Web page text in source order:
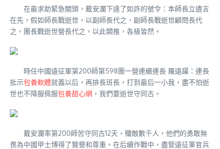
在最求助緊急關頭，戴安瀾下達了如許的號令：本師長立遺言
在先，假如師長戰逝世，以副師長代之，副師長戰逝世顧問長代
之，團長戰逝世營長代之，以此類推，各級皆然。
時任中國遠征軍第200師第598團一營連續連長 羅遠躍：連長
批示包養軟體就義以后，再排長班長，打到最后一小我，盡不怕逝
世也不降服佩服包養甜心網 ，我們要逝世守同古。
戴安瀾率第200師苦守同古12天，殲敵數千人，他們的勇敢無
畏為中國甲士博得了贊譽和尊重。在后續作戰中，盡管遠征軍官兵